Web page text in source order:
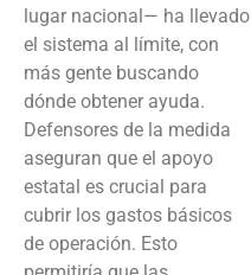
lugar nacional— ha llevado
el sistema al límite, con
más gente buscando
dónde obtener ayuda.
Defensores de la medida
aseguran que el apoyo
estatal es crucial para
cubrir los gastos básicos
de operación. Esto